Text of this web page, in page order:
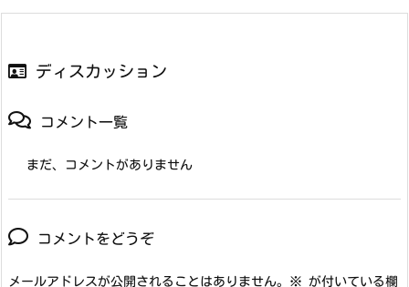
ディスカッション
コメント一覧
まだ、コメントがありません
コメントをどうぞ
メールアドレスが公開されることはありません。 ※ が付いている欄